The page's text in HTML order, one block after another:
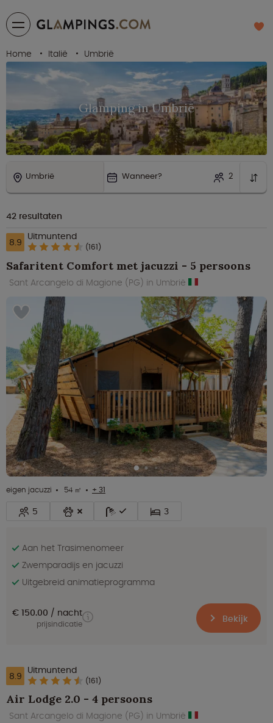
Home Italië Umbrië
Glamping in Umbrië
Umbrië Wanneer? 2
42 resultaten
8.9 Uitmuntend
(161)
Safaritent Comfort met jacuzzi - 5 persoons
Sant Arcangelo di Magione (PG) in Umbrië
eigen jacuzzi 54 ㎡ + 31
5 3
Aan het Trasimenomeer
Zwemparadijs en jacuzzi
Uitgebreid animatieprogramma
€ 150.00 nacht
prijsindicatie Bekijk
8.9 Uitmuntend
(161)
Air Lodge 2.0 - 4 persoons
Sant Arcangelo di Magione (PG) in Umbrië